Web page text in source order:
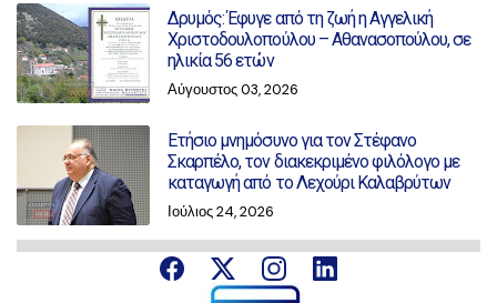
Δρυμός: Έφυγε από τη ζωή η Αγγελική
Χριστοδουλοπούλου – Αθανασοπούλου, σε
ηλικία 56 ετών
Αύγουστος 03, 2026
Ετήσιο μνημόσυνο για τον Στέφανο
Σκαρπέλο, τον διακεκριμένο φιλόλογο με
καταγωγή από το Λεχούρι Καλαβρύτων
Ιούλιος 24, 2026